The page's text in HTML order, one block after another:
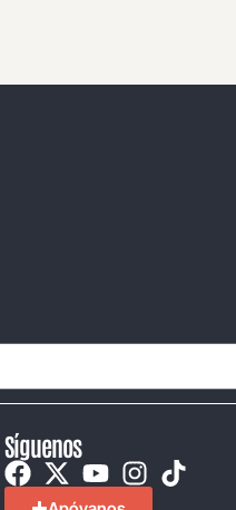
Síguenos